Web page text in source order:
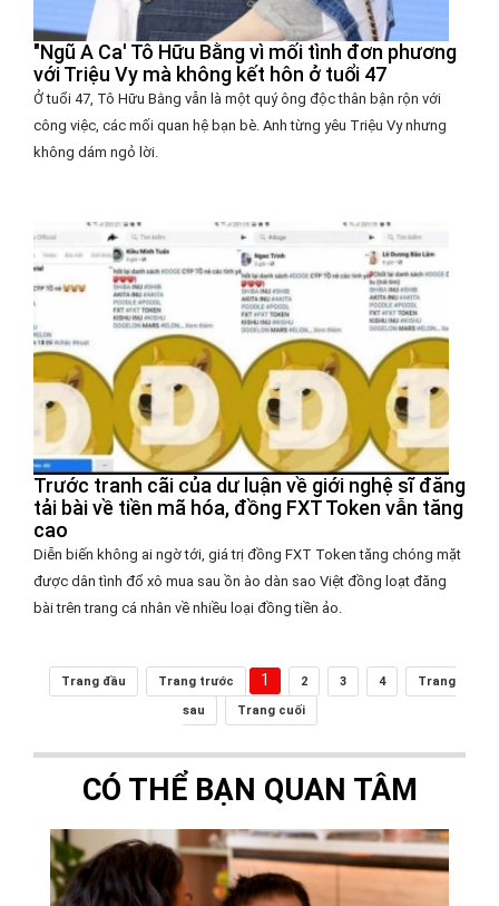
"Ngũ A Ca' Tô Hữu Bằng vì mối tình đơn phương
với Triệu Vy mà không kết hôn ở tuổi 47
Ở tuổi 47, Tô Hữu Bằng vẫn là một quý ông độc thân bận rộn với
công việc, các mối quan hệ bạn bè. Anh từng yêu Triệu Vy nhưng
không dám ngỏ lời.
Trước tranh cãi của dư luận về giới nghệ sĩ đăng
tải bài về tiền mã hóa, đồng FXT Token vẫn tăng
cao
Diễn biến không ai ngờ tới, giá trị đồng FXT Token tăng chóng mặt
được dân tình đổ xô mua sau ồn ào dàn sao Việt đồng loạt đăng
bài trên trang cá nhân về nhiều loại đồng tiền ảo.
Trang đầu Trang trước 1 2 3 4
Trang
sau
Trang cuối
CÓ THỂ BẠN QUAN TÂM